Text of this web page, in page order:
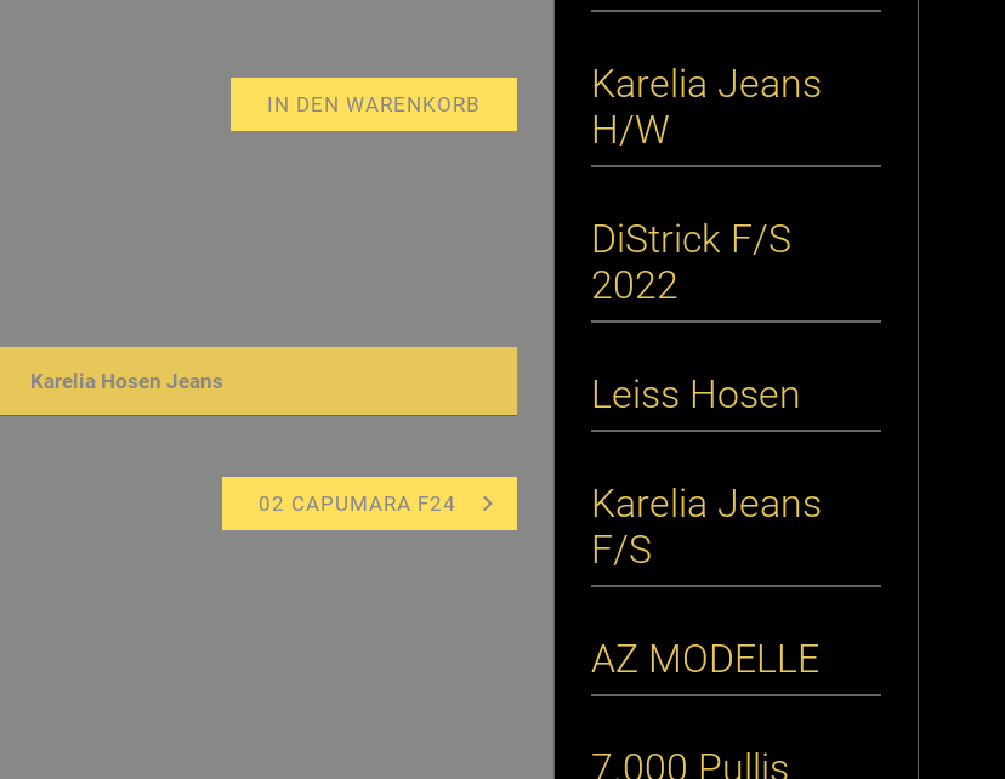
IN DEN WARENKORB
Karelia Hosen Jeans
02 CAPUMARA F24
Karelia Jeans
H/W
DiStrick F/S
2022
Leiss Hosen
Karelia Jeans
F/S
AZ MODELLE
7.000 Pullis